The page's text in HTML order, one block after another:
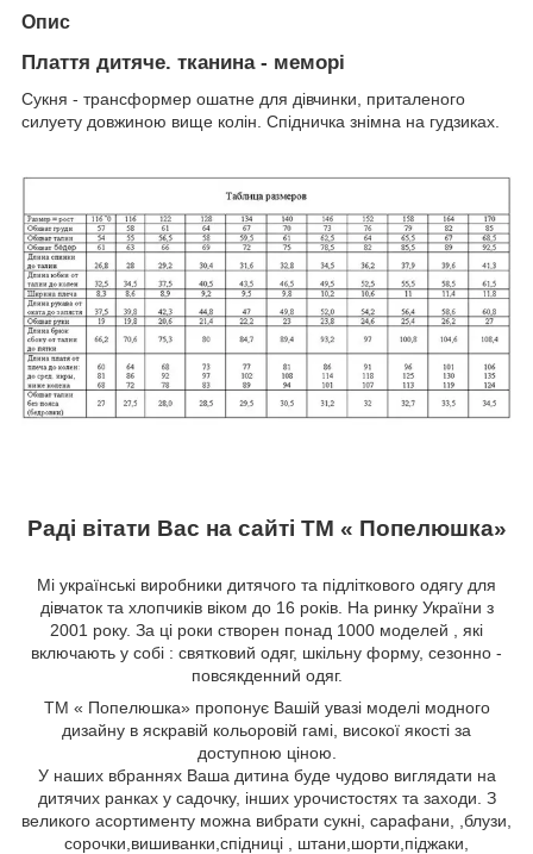
Опис
Плаття дитяче. тканина - меморі
Сукня - трансформер ошатне для дівчинки, приталеного
силуету довжиною вище колін. Спідничка знімна на гудзиках.
Раді вітати Вас на сайті ТМ « Попелюшка»
Мі українські виробники дитячого та підліткового одягу для
дівчаток та хлопчиків віком до 16 років. На ринку України з
2001 року. За ці роки створен понад 1000 моделей , які
включають у собі : святковий одяг, шкільну форму, сезонно -
повсякденний одяг.
ТМ « Попелюшка» пропонує Вашій увазі моделі модного
дизайну в яскравій кольоровій гамі, високої якості за
доступною ціною.
У наших вбраннях Ваша дитина буде чудово виглядати на
дитячих ранках у садочку, інших урочистостях та заходи. З
великого асортименту можна вибрати сукні, сарафани,
,блузи,
сорочки,вишиванки,спідниці
, штани,шорти,піджаки,